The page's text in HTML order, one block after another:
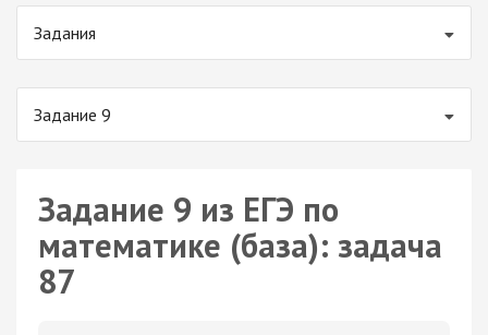
Задания
Задание 9
Задание 9 из ЕГЭ по
математике (база): задача
87